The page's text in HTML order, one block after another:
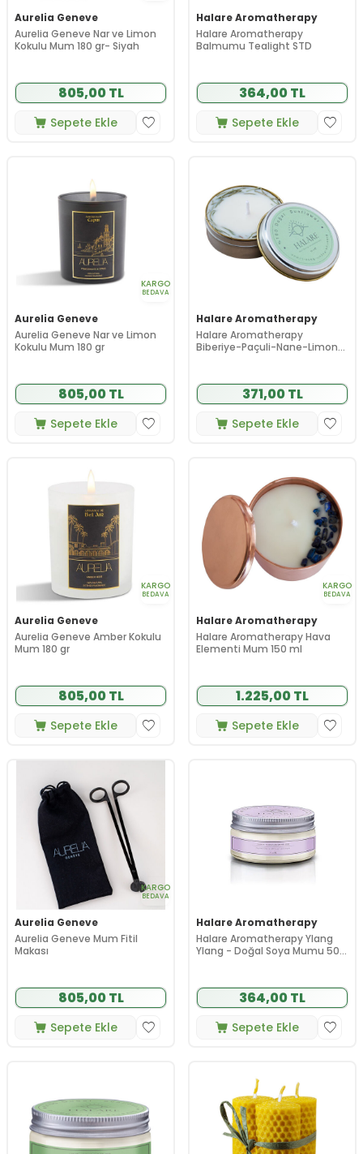
Aurelia Geneve
Aurelia Geneve Nar ve Limon
Kokulu Mum 180 gr- Siyah
805,00 TL
Sepete Ekle
Halare Aromatherapy
Halare Aromatherapy
Balmumu Tealight STD
364,00 TL
Sepete Ekle
KARGO
BEDAVA
Aurelia Geneve
Aurelia Geneve Nar ve Limon
Kokulu Mum 180 gr
805,00 TL
Sepete Ekle
Halare Aromatherapy
Halare Aromatherapy
Biberiye-Paçuli-Nane-Limon
371,00 TL
Sepete Ekle
KARGO
BEDAVA
Aurelia Geneve
Aurelia Geneve Amber Kokulu
Mum 180 gr
805,00 TL
Sepete Ekle
KARGO
BEDAVA
Halare Aromatherapy
Halare Aromatherapy Hava
Elementi Mum 150 ml
1.225,00 TL
Sepete Ekle
KARGO
BEDAVA
Aurelia Geneve
Aurelia Geneve Mum Fitil
Makası
805,00 TL
Sepete Ekle
Halare Aromatherapy
Halare Aromatherapy Ylang
Ylang - Doğal Soya Mumu 50
364,00 TL
Sepete Ekle